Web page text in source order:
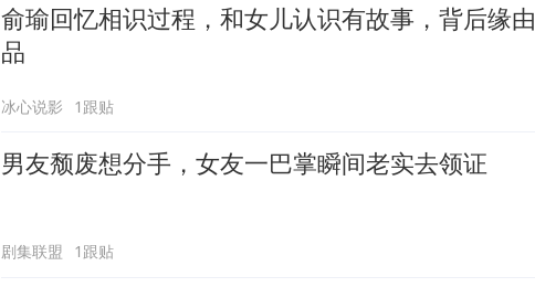
俞瑜回忆相识过程，和女儿认识有故事，背后缘
品
冰心说影 1跟贴
男友颓废想分手，女友一巴掌瞬间老实去领证
剧集联盟 1跟贴